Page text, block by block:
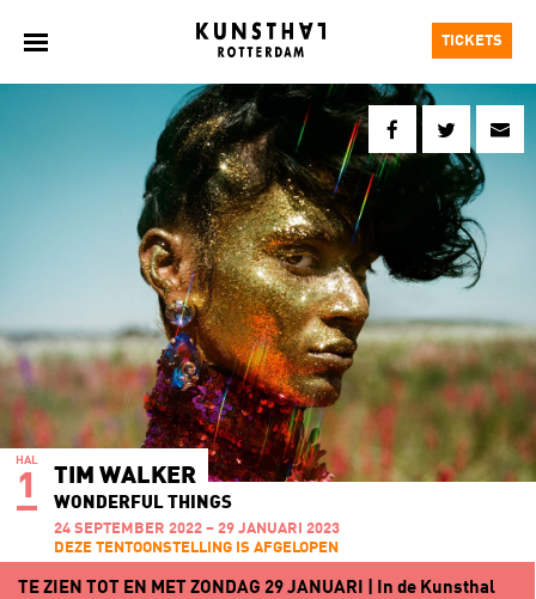
TICKETS
TIM WALKER
WONDERFUL THINGS
24 SEPTEMBER 2022 – 29 JANUARI 2023
DEZE TENTOONSTELLING IS AFGELOPEN
HAL
1
TE ZIEN TOT EN MET ZONDAG 29 JANUARI | In de Kunsthal